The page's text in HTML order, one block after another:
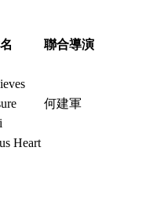
聯合導演
何建軍
Heart